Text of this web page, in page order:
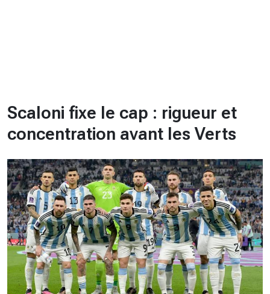
Scaloni fixe le cap : rigueur et
concentration avant les Verts